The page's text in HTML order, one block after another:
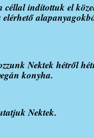
indítottuk el
Nektek hétről
konyha.
Nektek.